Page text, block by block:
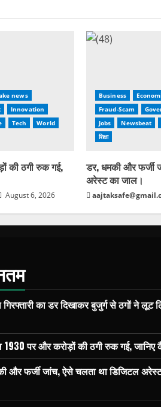
news
Innovation
Tech
World
की ठगी रुक गई,
August 6, 2026
Business
Fraud-Scam
Jobs
Newsbeat
शिक्षा
डर, धमकी और फर्जी
अरेस्ट का जाल।
का डर दिखाकर बुजुर्ग से ठगों ने लूट
पर और करोड़ों की ठगी रुक गई,
और फर्जी जांच, ऐसे चलता था डिजिटल